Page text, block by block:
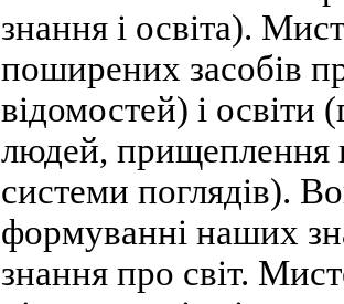
знання і освіта).
поширених засобів
відомостей) і освіти
людей, прищеплення
системи поглядів).
формуванні наших
знання про світ.